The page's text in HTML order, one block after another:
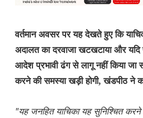
वर्तमान अवसर पर यह देखते हुए कि
अदालत का दरवाजा खटखटाया और यदि
आदेश प्रभावी ढंग से लागू नहीं किया जा
करने की समस्या खड़ी होगी, खंडपीठ ने
"यह जनहित याचिका यह सुनिश्चित